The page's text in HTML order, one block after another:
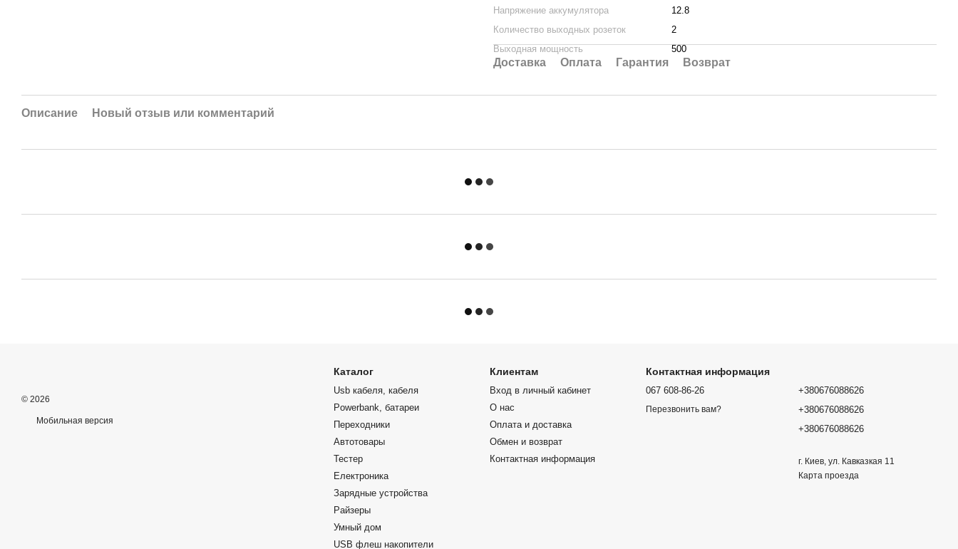
Напряжение аккумулятора
12.8
Количество выходных розеток
2
Выходная мощность
500
Доставка Оплата Гарантия Возврат
Описание Новый отзыв или комментарий
© 2026
Мобильная версия
Каталог
Usb кабеля, кабеля
Powerbank, батареи
Переходники
Автотовары
Тестер
Електроника
Зарядные устройства
Райзеры
Умный дом
USB флеш накопители
Клиентам
Вход в личный кабинет
О нас
Оплата и доставка
Обмен и возврат
Контактная информация
Контактная информация
067 608-86-26
Перезвонить вам?
+380676088626
+380676088626
+380676088626
г. Киев, ул. Кавказкая 11
Карта проезда